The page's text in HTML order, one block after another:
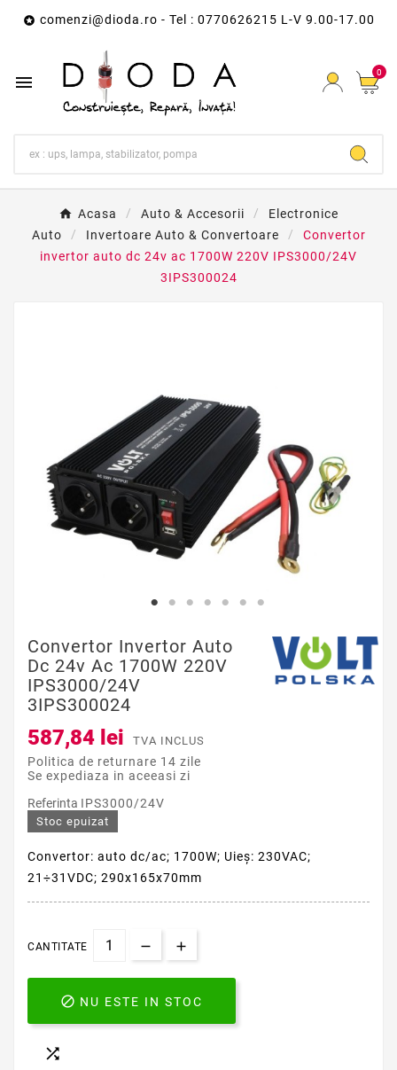
 comenzi@dioda.ro - Tel : 0770626215 L-V 9.00-17.00
 0
Acasa Auto & Accesorii
Electronice
Auto
Invertoare Auto & Convertoare
Convertor
invertor auto dc 24v ac 1700W 220V IPS3000/24V
3IPS300024
Convertor Invertor Auto
Dc 24v Ac 1700W 220V
IPS3000/24V
3IPS300024
587,84 lei TVA INCLUS
Politica de returnare 14 zile
Se expediaza in aceeasi zi
Referinta IPS3000/24V
Stoc epuizat
Convertor: auto dc/ac; 1700W; Uieş: 230VAC;
21÷31VDC; 290x165x70mm
CANTITATE
 NU ESTE IN STOC
